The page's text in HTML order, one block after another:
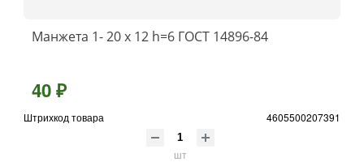
Манжета 1- 20 х 12 h=6 ГОСТ 14896-84
40 ₽
Штрихкод товара 4605500207391
шт